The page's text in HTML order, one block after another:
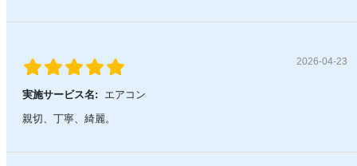
2026-04-23
実施サービス名:
エアコン
親切、丁寧、綺麗。